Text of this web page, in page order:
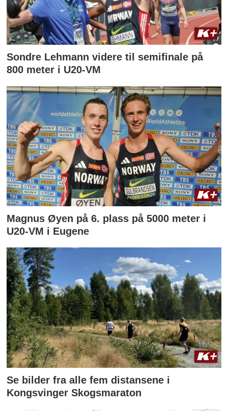
Sondre Lehmann videre til semifinale på
800 meter i U20-VM
Magnus Øyen på 6. plass på 5000 meter i
U20-VM i Eugene
Se bilder fra alle fem distansene i
Kongsvinger Skogsmaraton